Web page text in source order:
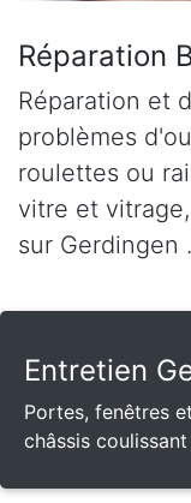
Réparation
Réparation et
problèmes
roulettes ou
vitre et
sur Gerdingen .
Entretien
Portes, fenêtres
châssis